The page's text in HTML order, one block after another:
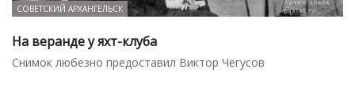
СОВЕТСКИЙ АРХАНГЕЛЬСК
На веранде у яхт-клуба
Снимок любезно предоставил Виктор Чегусов